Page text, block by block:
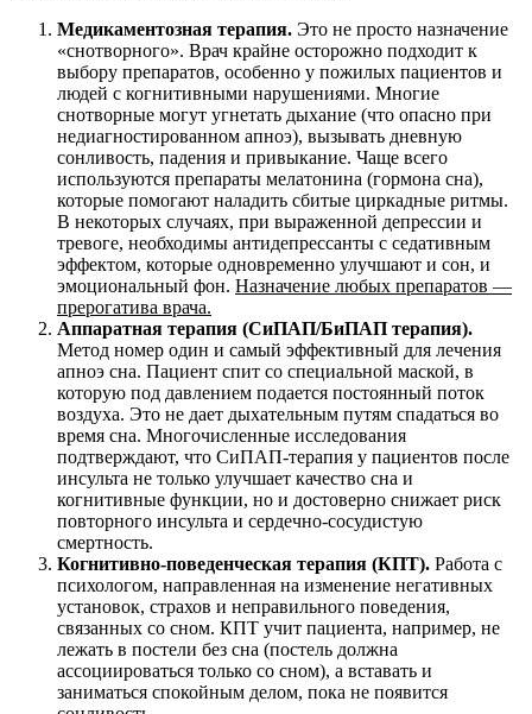
Медикаментозная терапия. Это не просто назначение
«снотворного». Врач крайне осторожно подходит к
выбору препаратов, особенно у пожилых пациентов и
людей с когнитивными нарушениями. Многие
снотворные могут угнетать дыхание (что опасно при
недиагностированном апноэ), вызывать дневную
сонливость, падения и привыкание. Чаще всего
используются препараты мелатонина (гормона сна),
которые помогают наладить сбитые циркадные ритмы.
В некоторых случаях, при выраженной депрессии и
тревоге, необходимы антидепрессанты с седативным
эффектом, которые одновременно улучшают и сон, и
эмоциональный фон. Назначение любых препаратов —
прерогатива врача.
Аппаратная терапия (СиПАП/БиПАП терапия).
Метод номер один и самый эффективный для лечения
апноэ сна. Пациент спит со специальной маской, в
которую под давлением подается постоянный поток
воздуха. Это не дает дыхательным путям спадаться во
время сна. Многочисленные исследования
подтверждают, что СиПАП-терапия у пациентов после
инсульта не только улучшает качество сна и
когнитивные функции, но и достоверно снижает риск
повторного инсульта и сердечно-сосудистую
смертность.
Когнитивно-поведенческая терапия (КПТ). Работа с
психологом, направленная на изменение негативных
установок, страхов и неправильного поведения,
связанных со сном. КПТ учит пациента, например, не
лежать в постели без сна (постель должна
ассоциироваться только со сном), а вставать и
заниматься спокойным делом, пока не появится